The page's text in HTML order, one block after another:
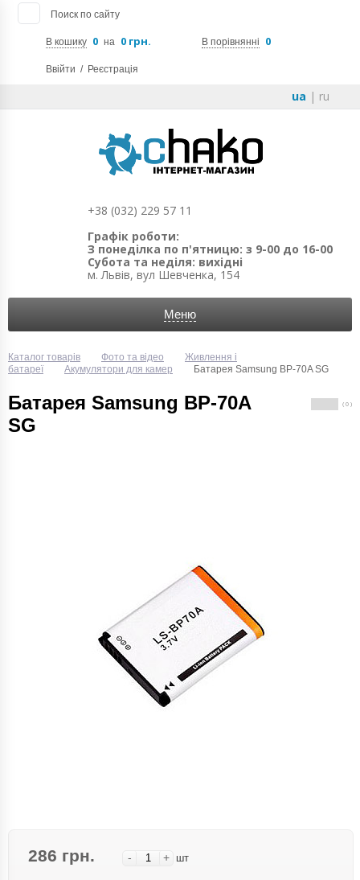
Поиск по сайту
В кошику 0 на 0 грн. В порівнянні 0
Ввійти / Реєстрація
ua | ru
+38 (032) 229 57 11
Графік роботи:
З понеділка по п'ятницю: з 9-00 до 16-00
Субота та неділя: вихідні
м. Львів, вул Шевченка, 154
Меню
Каталог товарів Фото та відео
Живлення і
батареї
Акумулятори для камер Батарея Samsung BP-70A SG
Батарея Samsung BP-70A
SG
( 0 )
286 грн. - + шт